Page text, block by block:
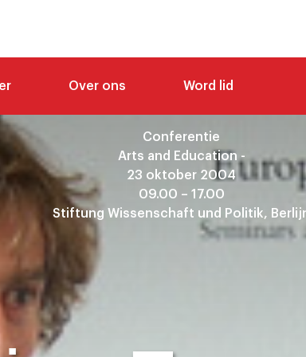
Over ons Word lid
Conferentie
Arts and Education -
23 oktober 2004
09.00 – 17.00
Stiftung Wissenschaft und Politik,